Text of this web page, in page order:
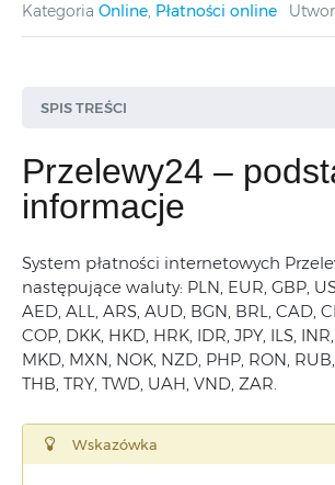
Kategoria Online, Płatności online
SPIS TREŚCI
Przelewy24 –
informacje
System płatności internetowych
następujące waluty: PLN, EUR, GBP,
AED, ALL, ARS, AUD, BGN, BRL, CAD,
COP, DKK, HKD, HRK, IDR, JPY, ILS,
MKD, MXN, NOK, NZD, PHP, RON, RUB,
THB, TRY, TWD, UAH, VND, ZAR.
Wskazówka